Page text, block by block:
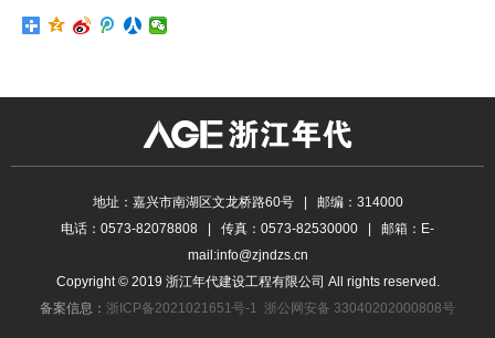
地址：嘉兴市南湖区文龙桥路60号 | 邮编：314000
电话：0573-82078808 | 传真：0573-82530000 | 邮箱：E-
mail:info@zjndzs.cn
Copyright © 2019 浙江年代建设工程有限公司 All rights reserved.
备案信息： 浙ICP备2021021651号-1 浙公网安备 33040202000808号